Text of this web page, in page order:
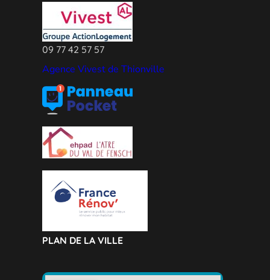
09 77 42 57 57
Agence Vivest de Thionville
PLAN DE LA VILLE